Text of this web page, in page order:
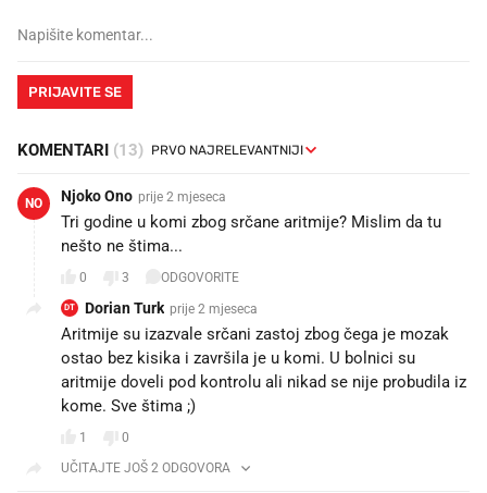
PRIJAVITE SE
KOMENTARI (13)
NO Njoko Ono prije 2 mjeseca
Tri godine u komi zbog srčane aritmije? Mislim da tu
nešto ne štima...
0 3 ODGOVORITE
DT Dorian Turk prije 2 mjeseca
Aritmije su izazvale srčani zastoj zbog čega je mozak
ostao bez kisika i završila je u komi. U bolnici su
aritmije doveli pod kontrolu ali nikad se nije probudila iz
kome. Sve štima ;)
1
0
UČITAJTE JOŠ 2 ODGOVORA